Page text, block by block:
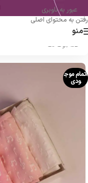
عبور به ناوبری
رفتن به محتوای اصلی
منو
خانه /اوت لت
اتمام موج
ودی